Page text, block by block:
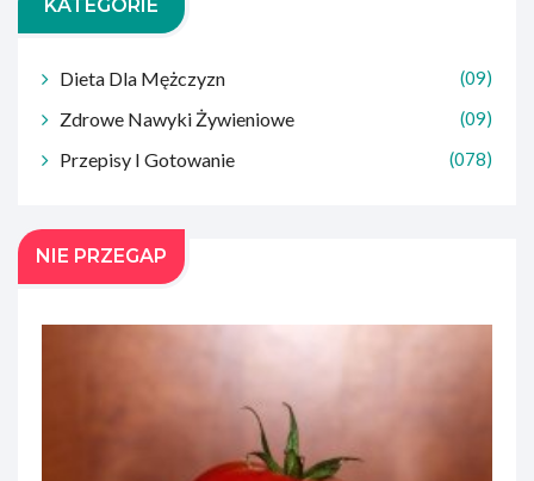
KATEGORIE
Dieta Dla Mężczyzn (09)
Zdrowe Nawyki Żywieniowe (09)
Przepisy I Gotowanie (078)
NIE PRZEGAP